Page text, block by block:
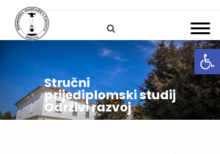
Stručni
prijediplomski studij
Održivi razvoj